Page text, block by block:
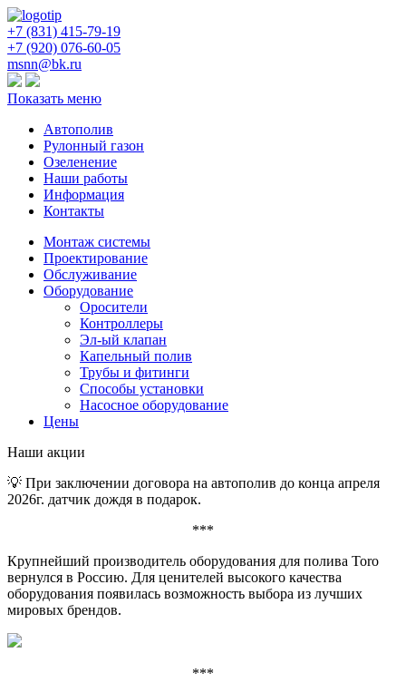
+7 (831) 415-79-19
+7 (920) 076-60-05
msnn@bk.ru
Показать меню
Автополив
Рулонный газон
Озеленение
Наши работы
Информация
Контакты
Монтаж системы
Проектирование
Обслуживание
Оборудование
Оросители
Контроллеры
Эл-ый клапан
Капельный полив
Трубы и фитинги
Способы установки
Насосное оборудование
Цены
Наши акции
💡 При заключении договора на автополив до конца апреля
2026г. датчик дождя в подарок.
***
Крупнейший производитель оборудования для полива Toro
вернулся в Россию. Для ценителей высокого качества
оборудования появилась возможность выбора из лучших
мировых брендов.
***